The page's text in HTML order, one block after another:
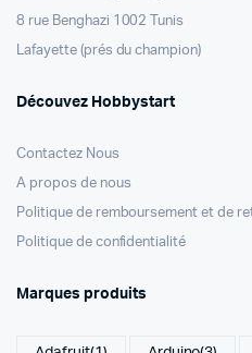
8 rue Benghazi 1002 Tunis
Lafayette (prés du champion)
Découvez Hobbystart
Contactez Nous
A propos de nous
Politique de remboursement et de
Politique de confidentialité
Marques produits